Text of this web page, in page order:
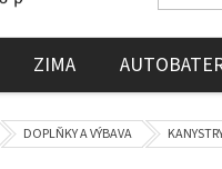
ZIMA
DOPLŇKY A VÝBAVA